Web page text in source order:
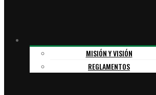
MISIÓN Y VISIÓN
REGLAMENTOS